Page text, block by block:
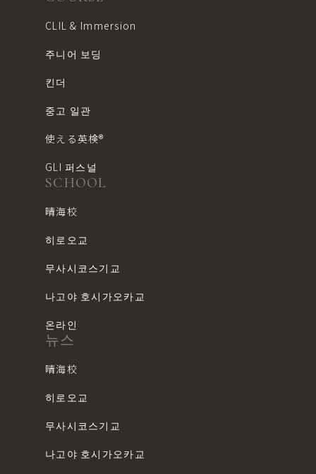
CLIL & Immersion
주니어 보딩
킨더
중고 일관
使える英検®︎
GLI 퍼스널
SCHOOL
晴海校
히로오교
무사시코스기교
나고야 호시가오카교
온라인
뉴스
晴海校
히로오교
무사시코스기교
나고야 호시가오카교